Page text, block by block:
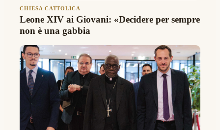
CHIESA CATTOLICA
Leone XIV ai Giovani: «Decidere per sempre
non è una gabbia